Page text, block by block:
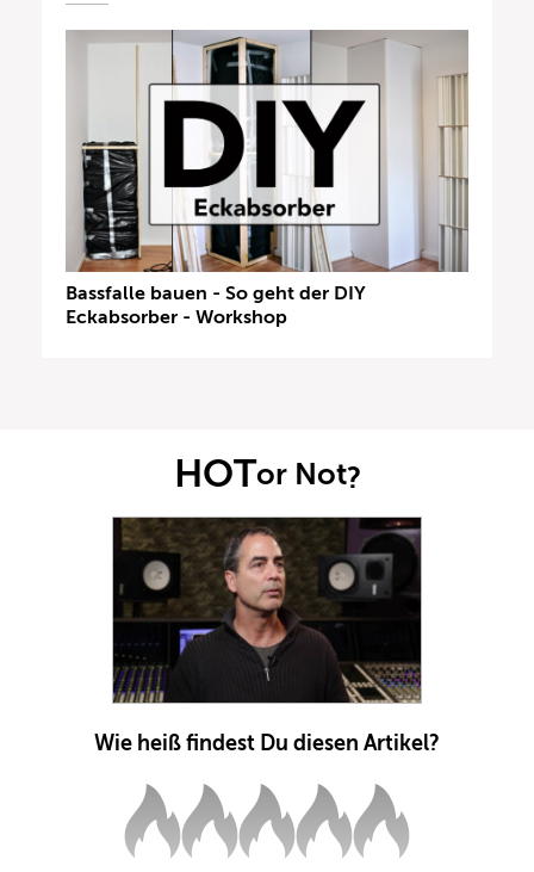
Bassfalle bauen - So geht der DIY
Eckabsorber - Workshop
HOTor Not?
Wie heiß findest Du diesen Artikel?